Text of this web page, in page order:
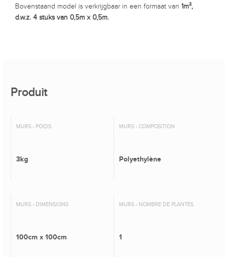
Bovenstaand model is verkrijgbaar in een formaat van 1m²,
d.w.z. 4 stuks van 0,5m x 0,5m.
Produit
MURS - POIDS
3kg
MURS - COMPOSITION
Polyethylène
MURS - DIMENSIONS
100cm x 100cm
MURS - NOMBRE DE PLANTES
1